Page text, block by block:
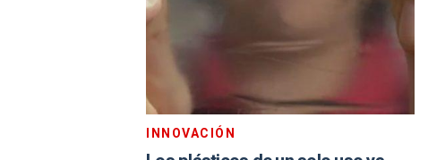
INNOVACIÓN